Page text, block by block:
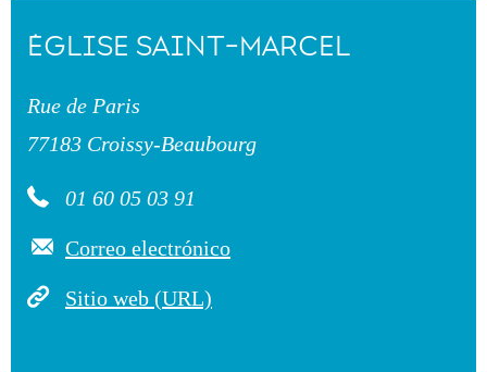
ÉGLISE SAINT-MARCEL
Rue de Paris
77183 Croissy-Beaubourg
01 60 05 03 91
Correo electrónico
Sitio web (URL)